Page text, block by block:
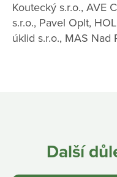
Koutecký s.r.o., AVE
s.r.o., Pavel Oplt,
úklid s.r.o., MAS Nad
Další